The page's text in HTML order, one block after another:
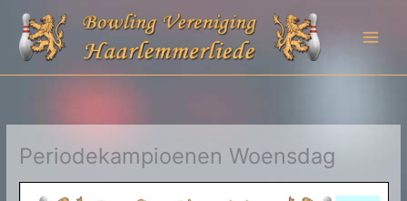
naar
Periodekampioenen Woensdag